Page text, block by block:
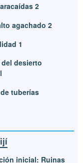
2
agachado 2
1
desierto
tuberías
inicial: Ruinas